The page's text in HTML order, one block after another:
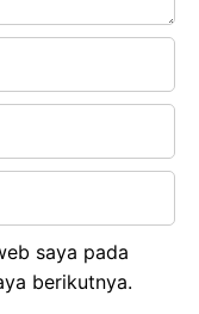
saya pada
berikutnya.